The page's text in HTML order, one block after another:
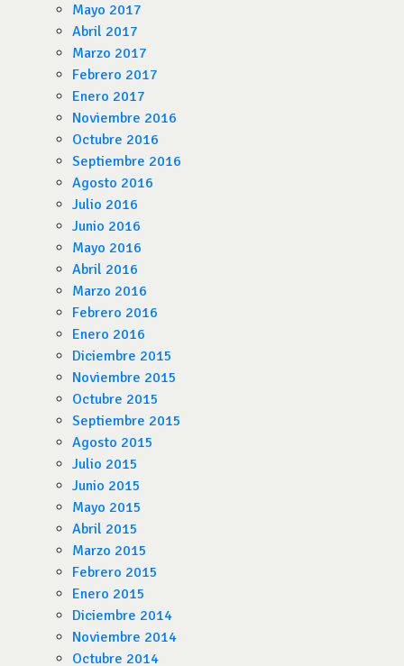
Mayo 2017
Abril 2017
Marzo 2017
Febrero 2017
Enero 2017
Noviembre 2016
Octubre 2016
Septiembre 2016
Agosto 2016
Julio 2016
Junio 2016
Mayo 2016
Abril 2016
Marzo 2016
Febrero 2016
Enero 2016
Diciembre 2015
Noviembre 2015
Octubre 2015
Septiembre 2015
Agosto 2015
Julio 2015
Junio 2015
Mayo 2015
Abril 2015
Marzo 2015
Febrero 2015
Enero 2015
Diciembre 2014
Noviembre 2014
Octubre 2014